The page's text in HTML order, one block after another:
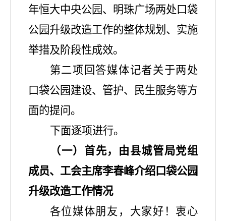
年恒大中央公园、明珠广场两处口袋
公园升级改造工作的整体规划、实施
举措及阶段性成效。
第二项回答媒体记者关于两处
口袋公园建设、管护、民生服务等方
面的提问。
下面逐项进行。
（一） 首先，由县城管局党组
成员、 工会主席李春峰介绍口袋公园
升级改造工作情况
各位媒体朋友，大家好！衷心